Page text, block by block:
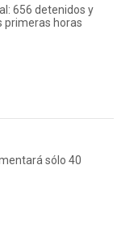
656 detenidos y
primeras horas
sólo 40